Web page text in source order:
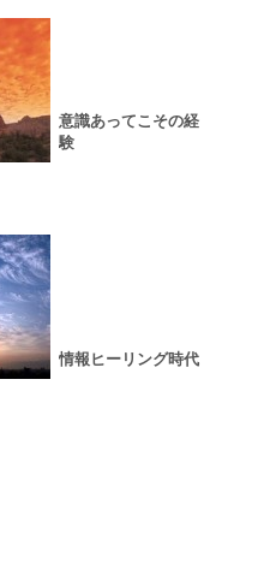
意識あってこその経
験
情報ヒーリング時代